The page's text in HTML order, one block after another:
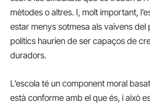
mètodes o altres. I, molt important,
estar menys sotmesa als vaivens del
polítics haurien de ser capaços de
duradors.
L’escola té un component moral
està conforme amb el que és, i això